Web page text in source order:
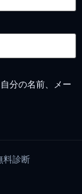
分の名前、メー
料診断